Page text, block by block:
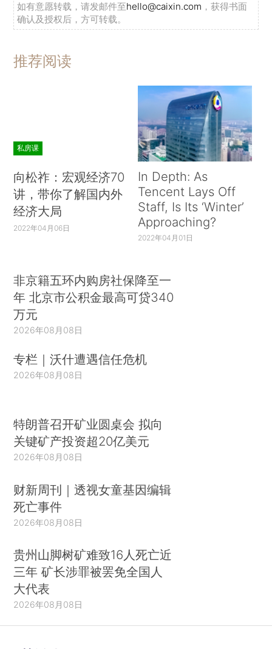
如有意愿转载，请发邮件至hello@caixin.com ，获得书面
确认及授权后，方可转载。
推荐阅读
私房课
向松祚：宏观经济70
讲，带你了解国内外
经济大局
2022年04月06日
In Depth: As
Tencent Lays Off
Staff, Is Its ‘Winter’
Approaching?
2022年04月01日
非京籍五环内购房社保降至一
年 北京市公积金最高可贷340
万元
2026年08月08日
专栏｜沃什遭遇信任危机
2026年08月08日
特朗普召开矿业圆桌会 拟向
关键矿产投资超20亿美元
2026年08月08日
财新周刊｜透视女童基因编辑
死亡事件
2026年08月08日
贵州山脚树矿难致16人死亡近
三年 矿长涉罪被罢免全国人
大代表
2026年08月08日